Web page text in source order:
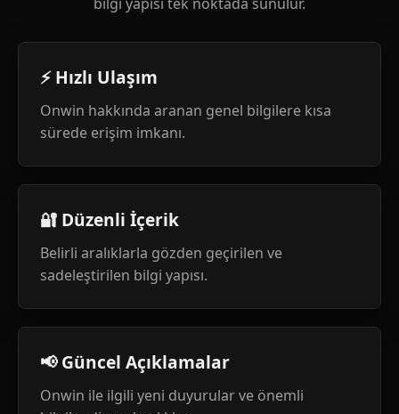
⚡ Hızlı Ulaşım
Onwin hakkında aranan genel bilgilere kısa
sürede erişim imkanı.
🔐 Düzenli İçerik
Belirli aralıklarla gözden geçirilen ve
sadeleştirilen bilgi yapısı.
📢 Güncel Açıklamalar
Onwin ile ilgili yeni duyurular ve önemli